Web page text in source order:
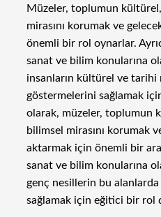
Müzeler, toplumun
mirasını korumak ve
önemli bir rol oynarlar.
sanat ve bilim konularına
insanların kültürel ve tarihi
göstermelerini sağlamak
olarak, müzeler, toplumun
bilimsel mirasını korumak
aktarmak için önemli bir
sanat ve bilim konularına
genç nesillerin bu alanlarda
sağlamak için eğitici bir rol